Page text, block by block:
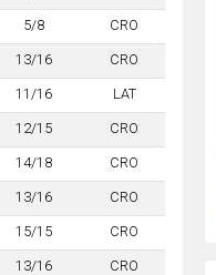
5/8 CRO
13/16 CRO
11/16 LAT
12/15 CRO
14/18 CRO
13/16 CRO
15/15 CRO
13/16 CRO